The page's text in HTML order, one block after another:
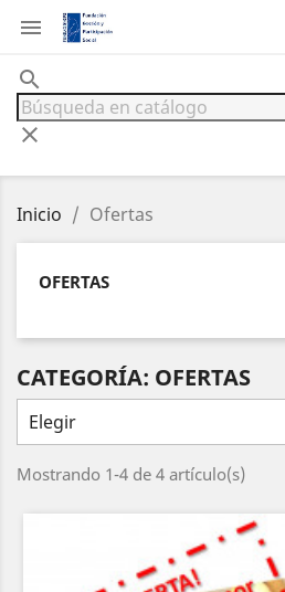

search
clear
Inicio Ofertas
OFERTAS
CATEGORÍA: OFERTAS
Elegir
Mostrando 1-4 de 4 artículo(s)